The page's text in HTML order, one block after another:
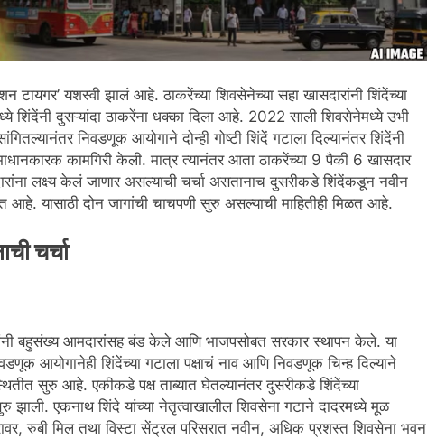
टायगर’ यशस्वी झालं आहे. ठाकरेंच्या शिवसेनेच्या सहा खासदारांनी शिंदेंच्या
शिंदेंनी दुसऱ्यांदा ठाकरेंना धक्का दिला आहे. 2022 साली शिवसेनेमध्ये उभी
निवडणूक आयोगाने दोन्ही गोष्टी शिंदें गटाला दिल्यानंतर शिंदेंनी
कामगिरी केली. मात्र त्यानंतर आता ठाकरेंच्या 9 पैकी 6 खासदार
लक्ष्य केलं जाणार असल्याची चर्चा असतानाच दुसरीकडे शिंदेंकडून नवीन
यासाठी दोन जागांची चाचपणी सुरु असल्याची माहितीही मिळत आहे.
चर्चा
बहुसंख्य आमदारांसह बंड केले आणि भाजपसोबत सरकार स्थापन केले. या
आयोगानेही शिंदेंच्या गटाला पक्षाचं नाव आणि निवडणूक चिन्ह दिल्याने
सुरु आहे. एकीकडे पक्ष ताब्यात घेतल्यानंतर दुसरीकडे शिंदेंच्या
झाली. एकनाथ शिंदे यांच्या नेतृत्वाखालील शिवसेना गटाने दादरमध्ये मूळ
रुबी मिल तथा विस्टा सेंट्रल परिसरात नवीन, अधिक प्रशस्त शिवसेना भवन